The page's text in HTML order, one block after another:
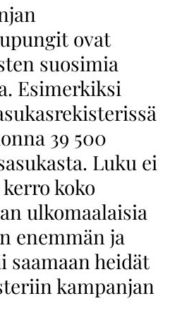
ovat
suosimia
Esimerkiksi
39 500
Luku ei
koko
ulkomaalaisia
enemmän ja
saamaan heidät
kampanjan